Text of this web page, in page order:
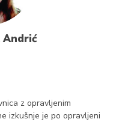
Andrić
z opravljenim
izkušnje je po opravljeni